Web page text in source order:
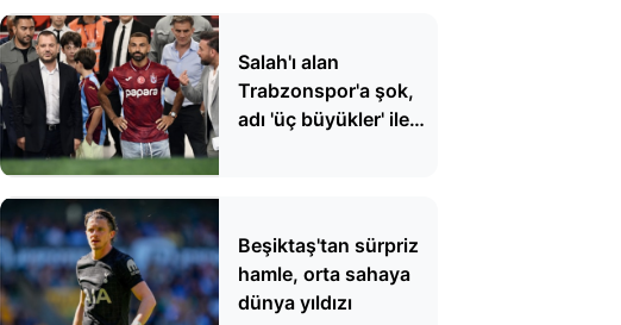
Salah'ı alan
Trabzonspor'a şok,
adı 'üç büyükler' ile
Beşiktaş'tan sürpriz
hamle, orta sahaya
dünya yıldızı